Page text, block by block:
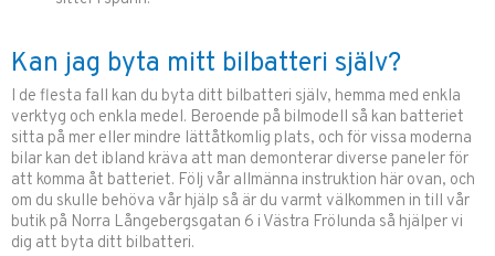
Kan jag byta mitt bilbatteri själv?
I de flesta fall kan du byta ditt bilbatteri själv, hemma med enkla
verktyg och enkla medel. Beroende på bilmodell så kan batteriet
sitta på mer eller mindre lättåtkomlig plats, och för vissa moderna
bilar kan det ibland kräva att man demonterar diverse paneler för
att komma åt batteriet. Följ vår allmänna instruktion här ovan, och
om du skulle behöva vår hjälp så är du varmt välkommen in till vår
butik på Norra Långebergsgatan 6 i Västra Frölunda så hjälper vi
dig att byta ditt bilbatteri.